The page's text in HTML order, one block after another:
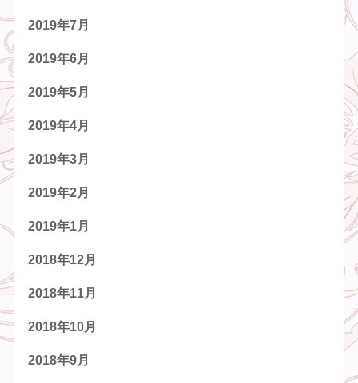
2019年7月
2019年6月
2019年5月
2019年4月
2019年3月
2019年2月
2019年1月
2018年12月
2018年11月
2018年10月
2018年9月